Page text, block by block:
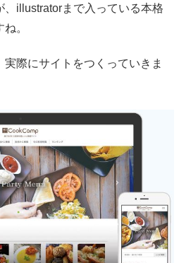
、illustratorまで入っている本格
。
際にサイトをつくっていきま